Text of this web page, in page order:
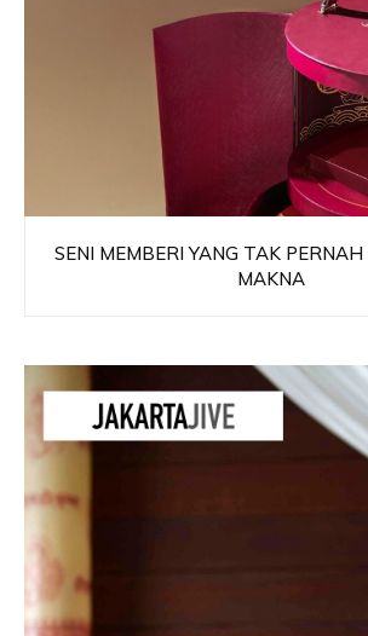
SENI MEMBERI YANG TAK
MAKNA